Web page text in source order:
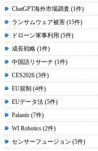
ChatGPT海外市場調査 (1件)
ランサムウェア被害 (15件)
ドローン軍事利用 (5件)
成長戦略 (1件)
中国語リサーチ (1件)
CES2026 (3件)
EU規制 (4件)
EUデータ法 (5件)
Palantir (7件)
WI Robotics (2件)
センサーフュージョン (5件)